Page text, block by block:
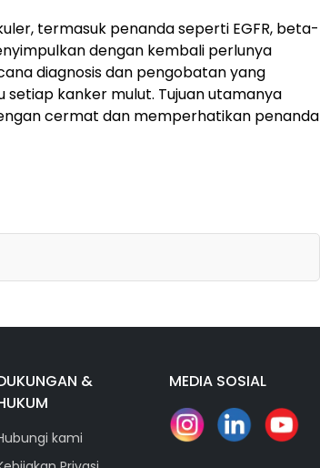
termasuk penanda seperti EGFR, beta-
dengan kembali perlunya
diagnosis dan pengobatan yang
kanker mulut. Tujuan utamanya
cermat dan memperhatikan penanda
&
kami
MEDIA SOSIAL